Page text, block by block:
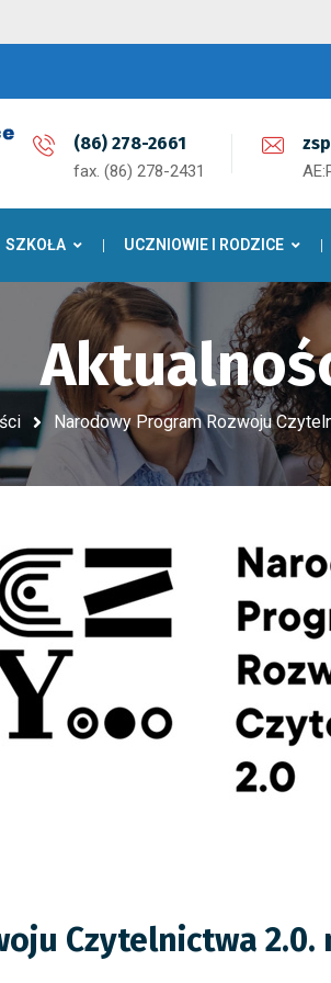
(86) 278-2661
fax. (86) 278-2431
SZKOŁA UCZNIOWIE I RODZICE
Narodowy Program Rozwoju
Czytelnictwa 2.0.